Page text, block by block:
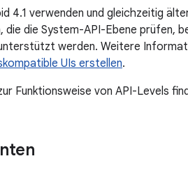
4.1 verwenden und gleichzeitig
die die System-API-Ebene prüfen,
werden. Weitere
UIs erstellen.
Funktionsweise von API-Levels